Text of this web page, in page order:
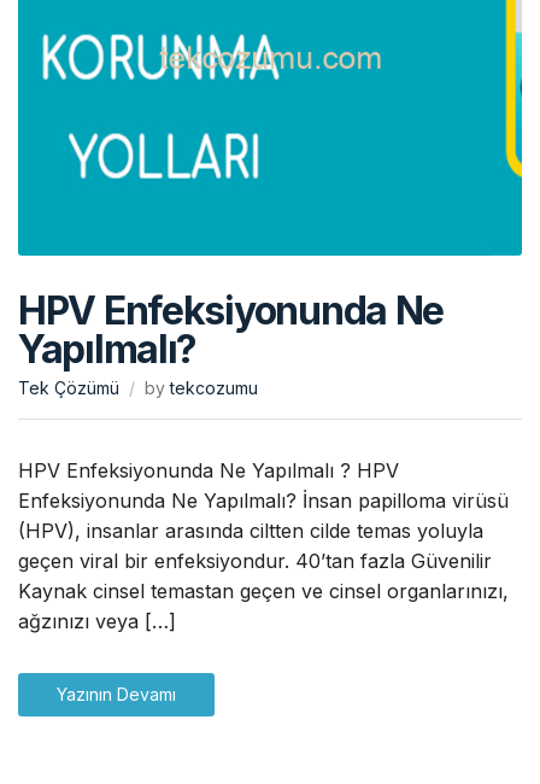
HPV Enfeksiyonunda Ne
Yapılmalı?
Tek Çözümü bytekcozumu
HPV Enfeksiyonunda Ne Yapılmalı ? HPV
Enfeksiyonunda Ne Yapılmalı? İnsan papilloma virüsü
(HPV), insanlar arasında ciltten cilde temas yoluyla
geçen viral bir enfeksiyondur. 40’tan fazla Güvenilir
Kaynak cinsel temastan geçen ve cinsel organlarınızı,
ağzınızı veya […]
Yazının Devamı